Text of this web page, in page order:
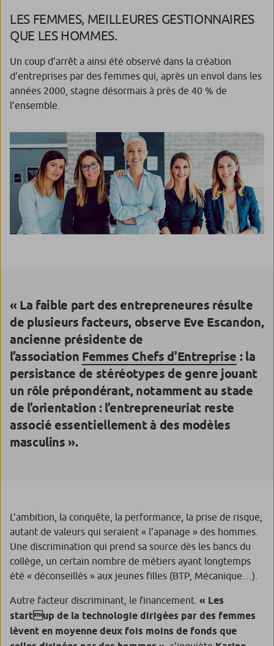
LES FEMMES, MEILLEURES GESTIONNAIRES
QUE LES HOMMES.
Un coup d’arrêt a ainsi été observé dans la création
d’entreprises par des femmes qui, après un envol dans les
années 2000, stagne désormais à près de 40 % de
l’ensemble.
« La faible part des entrepreneures résulte
de plusieurs facteurs, observe Eve Escandon,
ancienne présidente de
l’association Femmes Chefs d’Entreprise : la
persistance de stéréotypes de genre jouant
un rôle prépondérant, notamment au stade
de l’orientation : l’entrepreneuriat reste
associé essentiellement à des modèles
masculins ».
L’ambition, la conquête, la performance, la prise de risque,
autant de valeurs qui seraient « l’apanage » des hommes.
Une discrimination qui prend sa source dès les bancs du
collège, un certain nombre de métiers ayant longtemps
été « déconseillés » aux jeunes filles (BTP, Mécanique…).
Autre facteur discriminant, le financement. « Les
startup de la technologie dirigées par des femmes
lèvent en moyenne deux fois moins de fonds que